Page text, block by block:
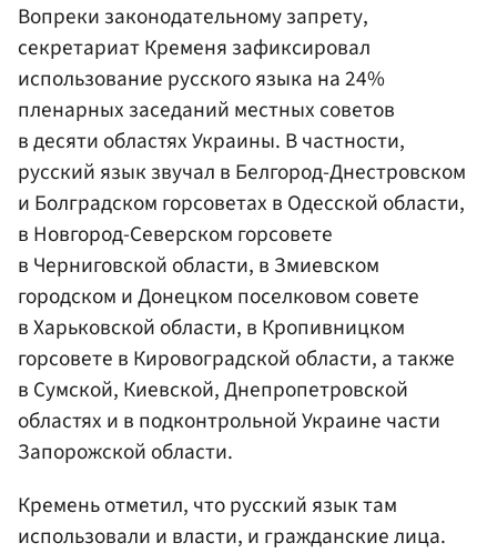
Вопреки законодательному запрету,
секретариат Кременя зафиксировал
использование русского языка на 24%
пленарных заседаний местных советов
в десяти областях Украины. В частности,
русский язык звучал в Белгород-Днестровском
и Болградском горсоветах в Одесской области,
в Новгород-Северском горсовете
в Черниговской области, в Змиевском
городском и Донецком поселковом совете
в Харьковской области, в Кропивницком
горсовете в Кировоградской области, а также
в Сумской, Киевской, Днепропетровской
областях и в подконтрольной Украине части
Запорожской области.
Кремень отметил, что русский язык там
использовали и власти, и гражданские лица.